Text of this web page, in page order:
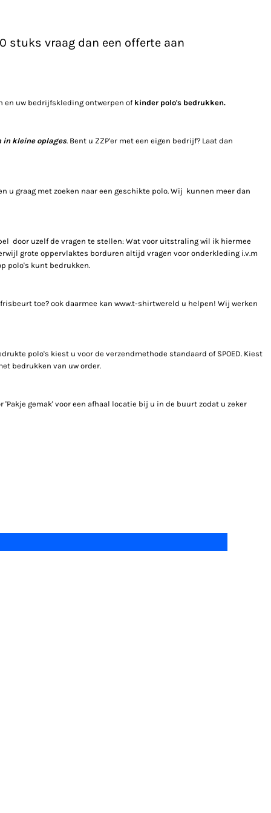
stuks vraag dan een offerte aan
en uw bedrijfskleding ontwerpen of kinder polo's bedrukken.
in kleine oplages. Bent u ZZP'er met een eigen bedrijf? Laat dan
u graag met zoeken naar een geschikte polo. Wij kunnen meer dan
door uzelf de vragen te stellen: Wat voor uitstraling wil ik hiermee
grote oppervlaktes borduren altijd vragen voor onderkleding i.v.m
polo's kunt bedrukken.
toe? ook daarmee kan www.t-shirtwereld u helpen! Wij werken
polo's kiest u voor de verzendmethode standaard of SPOED. Kiest
bedrukken van uw order.
gemak' voor een afhaal locatie bij u in de buurt zodat u zeker